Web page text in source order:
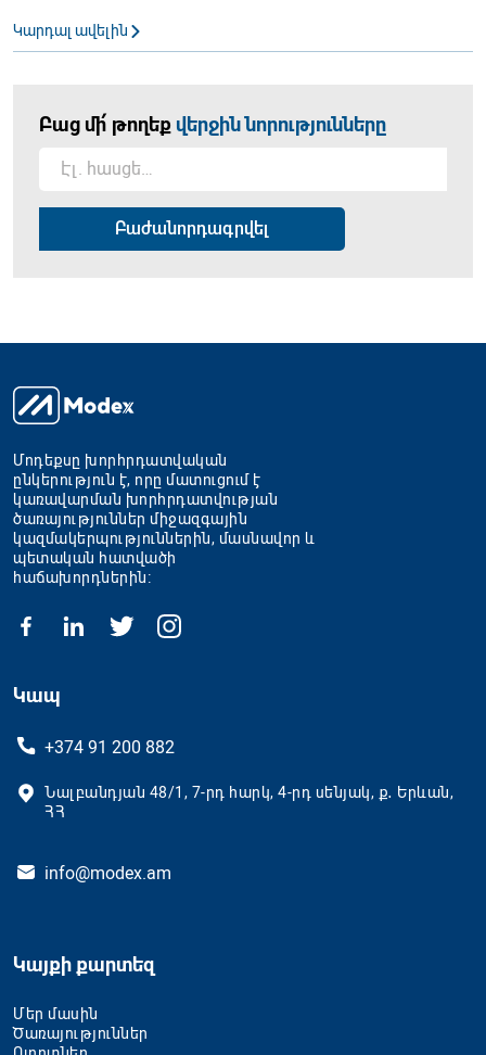
Կարդալ ավելին
Բաց մի՛ թողեք վերջին նորությունները
Մոդեքսը խորհրդատվական
ընկերություն է, որը մատուցում է
կառավարման խորհրդատվության
ծառայություններ միջազգային
կազմակերպություններին, մասնավոր և
պետական հատվածի
հաճախորդներին։
Կապ
+374 91 200 882
Նալբանդյան 48/1, 7-րդ հարկ, 4-րդ սենյակ, ք․ Երևան,
ՀՀ
info@modex.am
Կայքի քարտեզ
Մեր մասին
Ծառայություններ